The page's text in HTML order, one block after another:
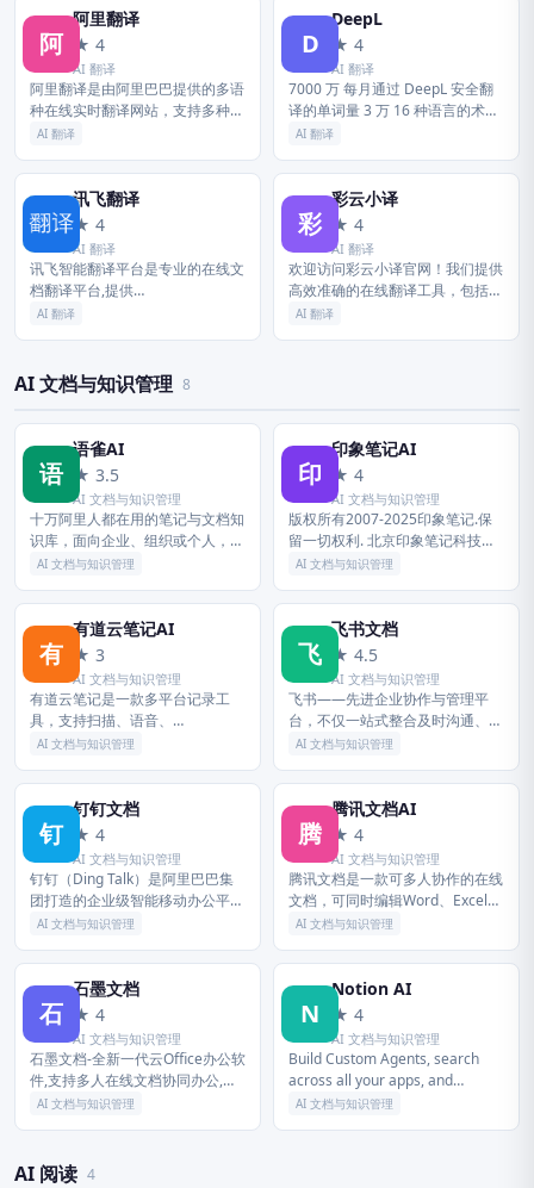
流畅...
阿
阿里翻译
★ 4
AI 翻译
阿里翻译是由阿里巴巴提供的多语
种在线实时翻译网站，支持多种领
域、覆盖200+语言的智能机器翻
译、图片翻译、视频翻译、语音翻
译等...
AI 翻译
D
DeepL
★ 4
AI 翻译
7000 万 每月通过 DeepL 安全翻
译的单词量 3 万 16 种语言的术语
表条目，确保翻译一致性 86% 文
快速的...
AI 翻译
讯
讯飞翻译
★ 4
AI 翻译
讯飞智能翻译平台是专业的在线文
档翻译平台,提供
PDF/Word/Excel/PPT文件翻译、
AI 翻译
彩
彩云小译
★ 4
AI 翻译
欢迎访问彩云小译官网！我们提供
高效准确的在线翻译工具，包括文
字翻译、文档翻译、网页翻译、术
AI 翻译
AI 文档与知识管理 8
语
语雀AI
★ 3.5
AI 文档与知识管理
十万阿里人都在用的笔记与文档知
识库，面向企业、组织或个人，提
供全新的体系化知识管理，打造轻
全、丰富的应用场景、强大的知识
创作...
AI 文档与知识管理
印
印象笔记AI
★ 4
AI 文档与知识管理
版权所有2007-2025印象笔记.保
留一切权利. 北京印象笔记科技有
限公司 北京市朝阳区光华东里8号
法 网信算备110...
AI 文档与知识管理
有
有道云笔记AI
★ 3
AI 文档与知识管理
有道云笔记是一款多平台记录工
具，支持扫描、语音、
Markdown、收藏等多种记录方
工具带来全方位赋能，帮你提效减
负；微信、...
AI 文档与知识管理
飞
飞书文档
★ 4.5
AI 文档与知识管理
飞书——先进企业协作与管理平
台，不仅一站式整合及时沟通、智
能日历、音视频会议、飞书文档、
OKR、飞书招聘、飞书绩效等组织
管理...
AI 文档与知识管理
钉
钉钉文档
★ 4
AI 文档与知识管理
钉钉（Ding Talk）是阿里巴巴集
团打造的企业级智能移动办公平
台，引领未来新一代工作方式，将
时代的企业组织协同办公和应用...
AI 文档与知识管理
腾
腾讯文档AI
★ 4
AI 文档与知识管理
腾讯文档是一款可多人协作的在线
文档，可同时编辑Word、Excel和
PPT文档，云端实时保存。可针对
辑权限，支持多种版本Wo...
AI 文档与知识管理
石
石墨文档
★ 4
AI 文档与知识管理
石墨文档-全新一代云Office办公软
件,支持多人在线文档协同办公,实
现多终端、跨地域、随时随地在线
AI 文档与知识管理
N
Notion AI
★ 4
AI 文档与知识管理
Build Custom Agents, search
across all your apps, and
automate busywork. The ...
AI 文档与知识管理
AI 阅读 4